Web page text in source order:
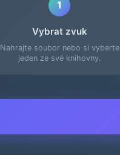
1
Vybrat zvuk
Nahrajte soubor nebo si vyberte
jeden ze své knihovny.